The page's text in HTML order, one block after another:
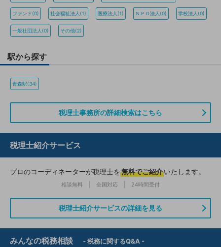
ファンド(0) 社会福祉法人(1) 医療法人(1) ＮＰＯ法人(0) 学校法人(0)
一般社団法人(0) その他(2)
駅から探す
青森駅(34)
税理士事務所の詳細検索はこちら
税理士紹介サービス
プロのコーディネーターが税理士を無料でご紹介いたします。
相談無料 全国対応 24時間受付
税理士紹介サービスの詳細を見る
みんなの税務相談 - 税務に関するQ&A -